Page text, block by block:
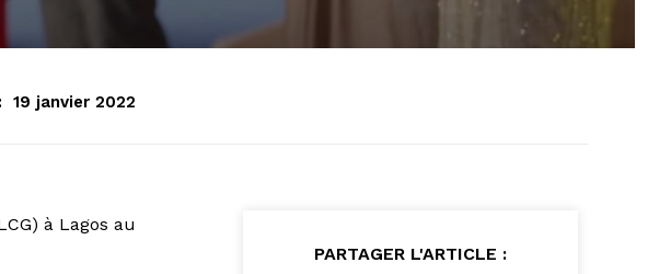
19 janvier 2022
à Lagos au
PARTAGER L'ARTICLE :